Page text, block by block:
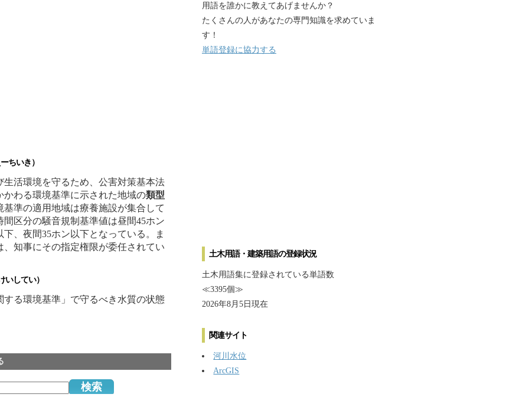
ちいき）
生活環境を守るため、公害対策基本法
かわる環境基準に示された地域の類型
準の適用地域は療養施設が集合して
区分の騒音規制基準値は昼間45ホン
、夜間35ホン以下となっている。ま
、知事にその指定権限が委任されてい
してい）
する環境基準」で守るべき水質の状態
用語を誰かに教えてあげませんか？
たくさんの人があなたの専門知識を求めていま
す！
単語登録に協力する
土木用語・建築用語の登録状況
土木用語集に登録されている単語数
≪3395個≫
2026年8月5日現在
関連サイト
河川水位
ArcGIS